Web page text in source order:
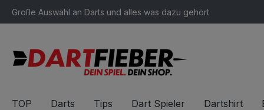
Zur Hauptnavigation springen
Große Auswahl an Darts und alles was dazu gehört
TOP Darts Tips Dart Spieler Dartshirt